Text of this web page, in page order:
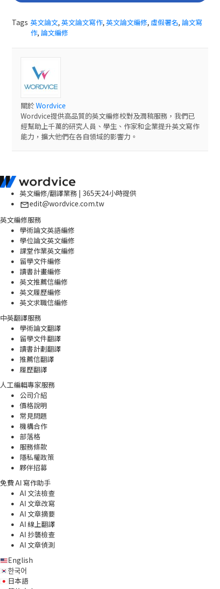
Tags 英文論文, 英文論文寫作, 英文論文編修, 虛假署名, 論文寫
作, 論文編修
關於Wordvice
Wordvice提供高品質的英文編修校對及潤稿服務，我們已
經幫助上千萬的研究人員、學生、作家和企業提升英文寫作
能力，擴大他們在各自領域的影響力。
英文編修/翻譯業務 | 365天24小時提供
edit@wordvice.com.tw
英文編修服務
學術論文英語編修
學位論文英文編修
課堂作業英文編修
留學文件編修
讀書計畫編修
英文推薦信編修
英文履歷編修
英文求職信編修
中英翻譯服務
學術論文翻譯
留學文件翻譯
讀書計劃翻譯
推薦信翻譯
履歷翻譯
人工編輯專家服務
公司介紹
價格說明
常見問題
機構合作
部落格
服務條款
隱私權政策
夥伴招募
免費 AI 寫作助手
AI 文法檢查
AI 文章改寫
AI 文章摘要
AI 線上翻譯
AI 抄襲檢查
AI 文章偵測
English
한국어
日本語